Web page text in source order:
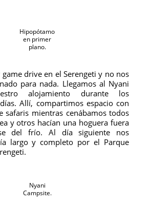
Hipopótamo
en primer
plano.
drive en el Serengeti y no nos
para nada. Llegamos al Nyani
alojamiento durante los
Allí, compartimos espacio con
safaris mientras cenábamos todos
y otros hacían una hoguera fuera
del frío. Al día siguiente nos
largo y completo por el Parque
Nyani
Campsite.